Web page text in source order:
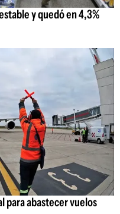
y quedó en 4,3%
para abastecer vuelos